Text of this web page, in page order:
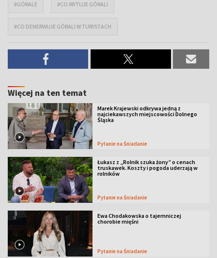
#GÓRALE #CO IRYTUJE GÓRALI
#CO DENERWUJE GÓRALI W TURYSTACH
Więcej na ten temat
Marek Krajewski odkrywa jedną z
najciekawszych miejscowości Dolnego
Śląska
Pytanie na Śniadanie
Łukasz z „Rolnik szuka żony” o cenach
truskawek. Koszty i pogoda uderzają w
rolników
Pytanie na Śniadanie
Ewa Chodakowska o tajemniczej
chorobie mięśni
Pytanie na Śniadanie